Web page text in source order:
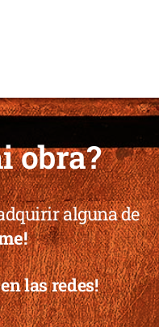
obra?
alguna de
las redes!